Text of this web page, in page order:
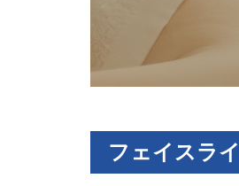
フェイスラ